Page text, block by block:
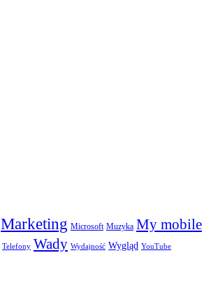
Marketing Microsoft Muzyka My mobile
Telefony Wady Wydajność Wygląd YouTube